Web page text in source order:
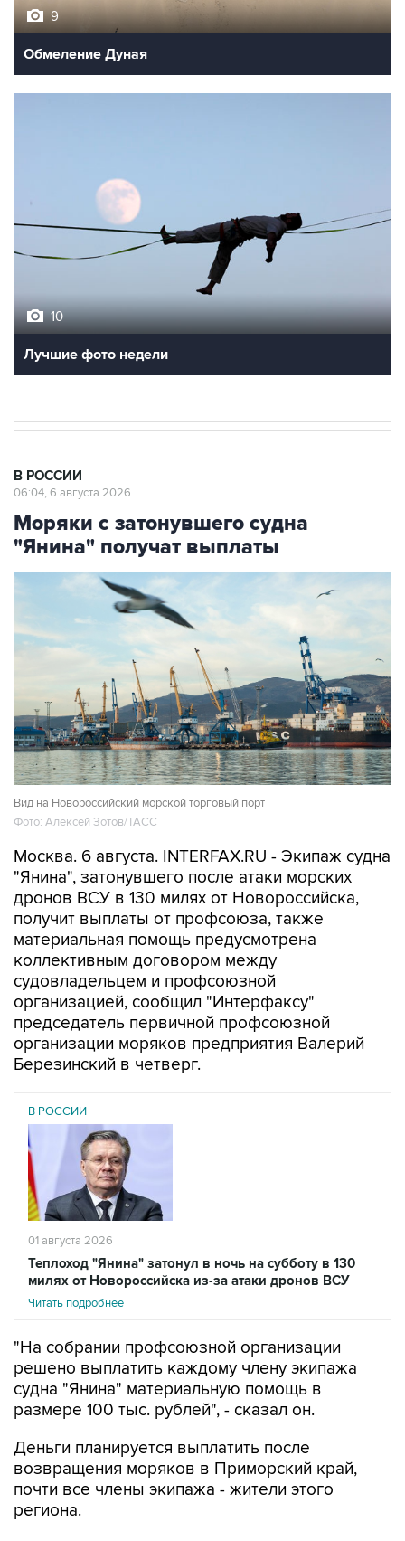
Обмеление Дуная
Лучшие фото недели
Моряки с затонувшего судна
"Янина" получат выплаты
Вид на Новороссийский морской торговый порт
Фото: Алексей Зотов/ТАСС
Москва. 6 августа. INTERFAX.RU - Экипаж судна
дронов ВСУ в 130 милях от Новороссийска,
получит выплаты от профсоюза, также
материальная помощь предусмотрена
коллективным договором между
судовладельцем и профсоюзной
организацией, сообщил "Интерфаксу"
председатель первичной профсоюзной
организации моряков предприятия Валерий
Березинский в четверг.
В РОССИИ
01 августа 2026
Теплоход "Янина" затонул в ночь на субботу в 130
милях от Новороссийска из-за атаки дронов ВСУ
Читать подробнее
"На собрании профсоюзной организации
судна "Янина" материальную помощь в
размере 100 тыс. рублей", - сказал он.
Деньги планируется выплатить после
почти все члены экипажа - жители этого
региона.
Пока неизвестно, когда моряки вернутся в